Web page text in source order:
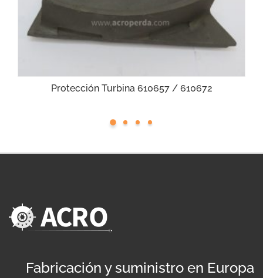
Protección Turbina 610657 / 610672
Fabricación y suministro en Europa